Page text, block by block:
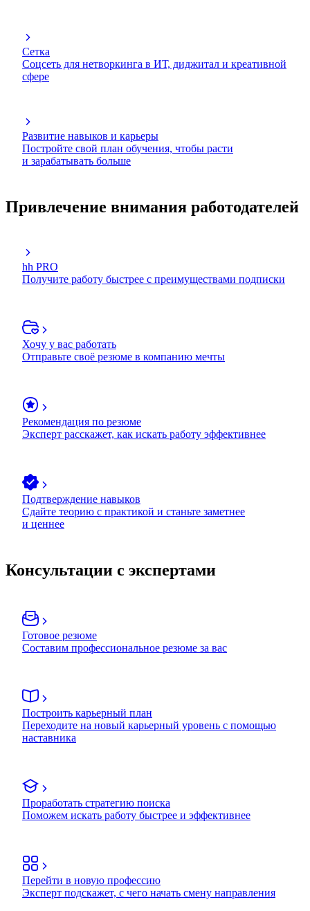
Сетка
Соцсеть для нетворкинга в ИТ, диджитал и креативной
сфере
Развитие навыков и карьеры
Постройте свой план обучения, чтобы расти
и зарабатывать больше
Привлечение внимания работодателей
hh PRO
Получите работу быстрее с преимуществами подписки
Хочу у вас работать
Отправьте своё резюме в компанию мечты
Рекомендация по резюме
Эксперт расскажет, как искать работу эффективнее
Подтверждение навыков
Сдайте теорию с практикой и станьте заметнее
и ценнее
Консультации с экспертами
Готовое резюме
Составим профессиональное резюме за вас
Построить карьерный план
Переходите на новый карьерный уровень с помощью
наставника
Проработать стратегию поиска
Поможем искать работу быстрее и эффективнее
Перейти в новую профессию
Эксперт подскажет, с чего начать смену направления